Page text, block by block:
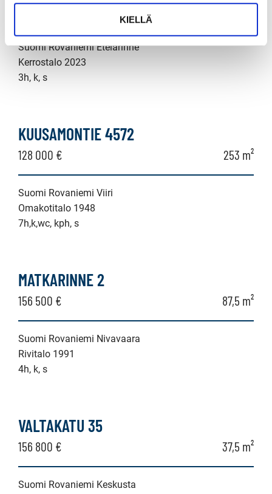
KIELLÄ
298 000 € 71 m²
Suomi Rovaniemi Etelärinne
Kerrostalo 2023
3h, k, s
KUUSAMONTIE 4572
128 000 € 253 m²
Suomi Rovaniemi Viiri
Omakotitalo 1948
7h,k,wc, kph, s
MATKARINNE 2
156 500 € 87,5 m²
Suomi Rovaniemi Nivavaara
Rivitalo 1991
4h, k, s
VALTAKATU 35
156 800 € 37,5 m²
Suomi Rovaniemi Keskusta